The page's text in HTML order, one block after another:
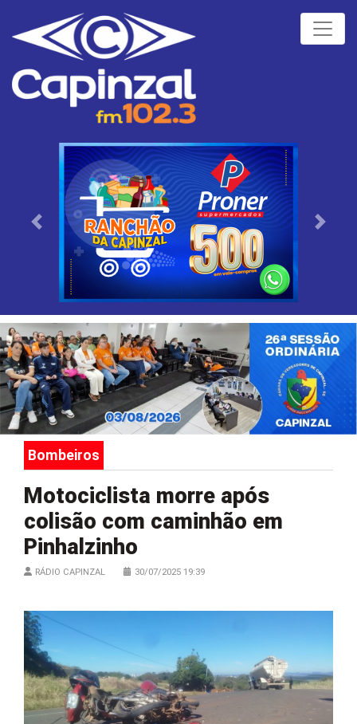
Próximo
Bombeiros
Motociclista morre após
colisão com caminhão em
Pinhalzinho
RÁDIO CAPINZAL 30/07/2025 19:39